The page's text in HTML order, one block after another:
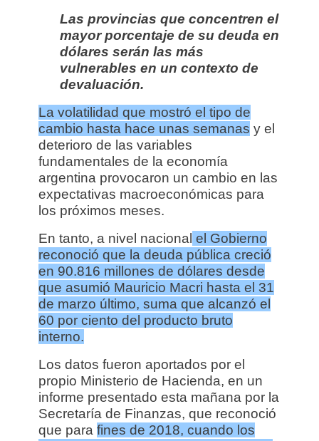
Las provincias que concentren el
mayor porcentaje de su deuda en
dólares serán las más
vulnerables en un contexto de
devaluación.
La volatilidad que mostró el tipo de
cambio hasta hace unas semanas y el
deterioro de las variables
fundamentales de la economía
argentina provocaron un cambio en las
expectativas macroeconómicas para
los próximos meses.
En tanto, a nivel nacional el Gobierno
reconoció que la deuda pública creció
en 90.816 millones de dólares desde
que asumió Mauricio Macri hasta el 31
de marzo último, suma que alcanzó el
60 por ciento del producto bruto
interno.
Los datos fueron aportados por el
propio Ministerio de Hacienda, en un
informe presentado esta mañana por la
Secretaría de Finanzas, que reconoció
que para fines de 2018, cuando los